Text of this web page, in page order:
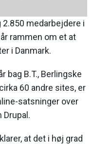
medarbejdere i
rammen om et at
i Danmark.
bag B.T., Berlingske
60 andre sites, er
satsninger over
Drupal.
at det i høj grad